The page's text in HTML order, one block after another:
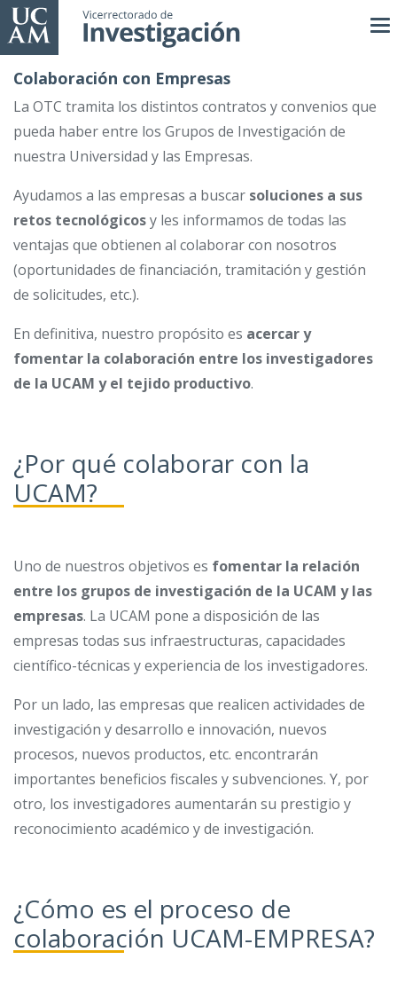
Skip
to
content
Colaboración con Empresas
La OTC tramita los distintos contratos y convenios que
pueda haber entre los Grupos de Investigación de
nuestra Universidad y las Empresas.
Ayudamos a las empresas a buscar soluciones a sus
retos tecnológicosy les informamos de todas las
ventajas que obtienen al colaborar con nosotros
(oportunidades de financiación, tramitación y gestión
de solicitudes, etc.).
En definitiva, nuestro propósito es acercar y
fomentar la colaboración entre los investigadores
de la UCAM y el tejido productivo.
¿Por qué colaborar con la
UCAM?
Uno de nuestros objetivos es fomentar la relación
entre los grupos de investigación de la UCAM y las
empresas. La UCAM pone a disposición de las
empresas todas sus infraestructuras, capacidades
científico-técnicas y experiencia de los investigadores.
Por un lado, las empresas que realicen actividades de
investigación y desarrollo e innovación, nuevos
procesos, nuevos productos, etc. encontrarán
importantes beneficios fiscales y subvenciones. Y, por
otro, los investigadores aumentarán su prestigio y
reconocimiento académico y de investigación.
¿Cómo es el proceso de
colaboración UCAM-EMPRESA?